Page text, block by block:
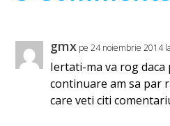
gmx pe 24 noiembrie 2014
Iertati-ma va rog daca
continuare am sa par
care veti citi